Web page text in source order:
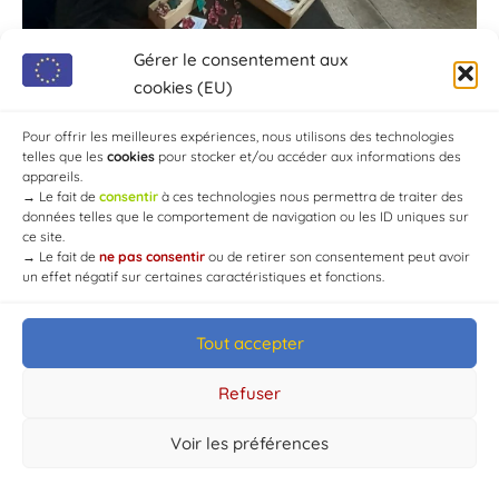
Gérer le consentement aux
cookies (EU)
Pour offrir les meilleures expériences, nous utilisons des technologies
telles que les cookies pour stocker et/ou accéder aux informations des
appareils.
→ Le fait de consentir à ces technologies nous permettra de traiter des
données telles que le comportement de navigation ou les ID uniques sur
ce site.
→ Le fait de ne pas consentir ou de retirer son consentement peut avoir
un effet négatif sur certaines caractéristiques et fonctions.
Tout accepter
Refuser
Voir les préférences
© Mairie de Chaource [2004-2024] | Tous droits réservés.
Developed byWEB3-DESIGN